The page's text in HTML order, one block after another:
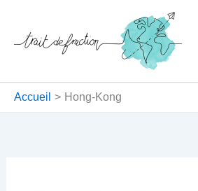
contenu
Accueil Hong-Kong